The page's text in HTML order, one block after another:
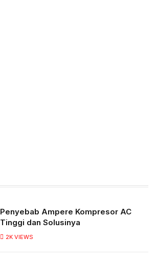
Penyebab Ampere Kompresor AC
Tinggi dan Solusinya
2K VIEWS